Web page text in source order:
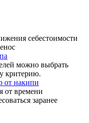
себестоимости
можно выбрать
критерию.
от накипи
от времени
заранее